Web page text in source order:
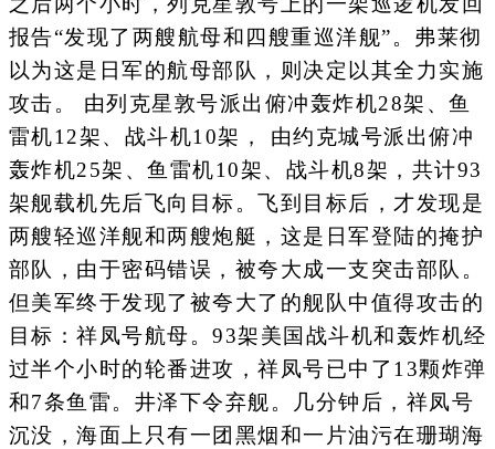
报告“发现了两艘航母和四艘重巡洋舰”。弗莱彻
以为这是日军的航母部队，则决定以其全力实施
攻击。 由列克星敦号派出俯冲轰炸机28架、鱼
雷机12架、战斗机10架， 由约克城号派出俯冲
轰炸机25架、鱼雷机10架、战斗机8架，共计93
架舰载机先后飞向目标。飞到目标后，才发现是
两艘轻巡洋舰和两艘炮艇，这是日军登陆的掩护
部队，由于密码错误，被夸大成一支突击部队。
但美军终于发现了被夸大了的舰队中值得攻击的
目标：祥凤号航母。93架美国战斗机和轰炸机经
过半个小时的轮番进攻，祥凤号已中了13颗炸弹
和7条鱼雷。井泽下令弃舰。几分钟后，祥凤号
沉没，海面上只有一团黑烟和一片油污在珊瑚海